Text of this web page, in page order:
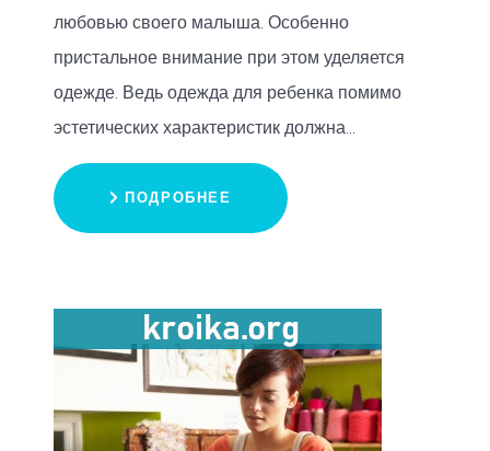
любовью своего малыша. Особенно
пристальное внимание при этом уделяется
одежде. Ведь одежда для ребенка помимо
эстетических характеристик должна...
ПОДРОБНЕЕ